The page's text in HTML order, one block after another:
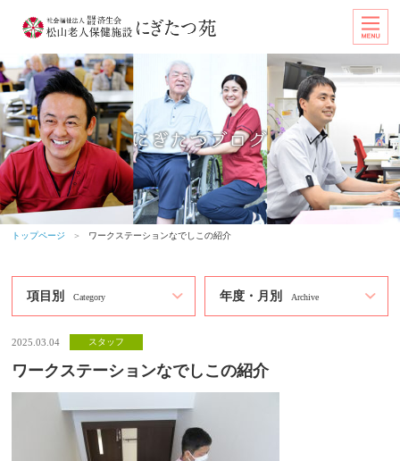
トップページ ＞ ワークステーションなでしこの紹介
項目別 Category 年度・月別 Archive
2025.03.04 スタッフ
ワークステーションなでしこの紹介